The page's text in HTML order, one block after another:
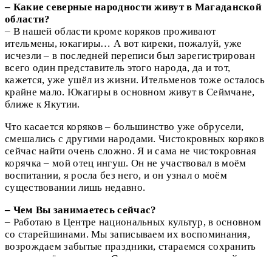
– Какие северные народности живут в Магаданской
области?
– В нашей области кроме коряков проживают
ительмены, юкагиры… А вот киреки, пожалуй, уже
исчезли – в последней переписи был зарегистрирован
всего один представитель этого народа, да и тот,
кажется, уже ушёл из жизни. Ительменов тоже осталось
крайне мало. Юкагиры в основном живут в Сеймчане,
ближе к Якутии.
Что касается коряков – большинство уже обрусели,
смешались с другими народами. Чистокровных коряков
сейчас найти очень сложно. Я и сама не чистокровная
корячка – мой отец ингуш. Он не участвовал в моём
воспитании, я росла без него, и он узнал о моём
существовании лишь недавно.
– Чем Вы занимаетесь сейчас?
– Работаю в Центре национальных культур, в основном
со старейшинами. Мы записываем их воспоминания,
возрождаем забытые праздники, стараемся сохранить